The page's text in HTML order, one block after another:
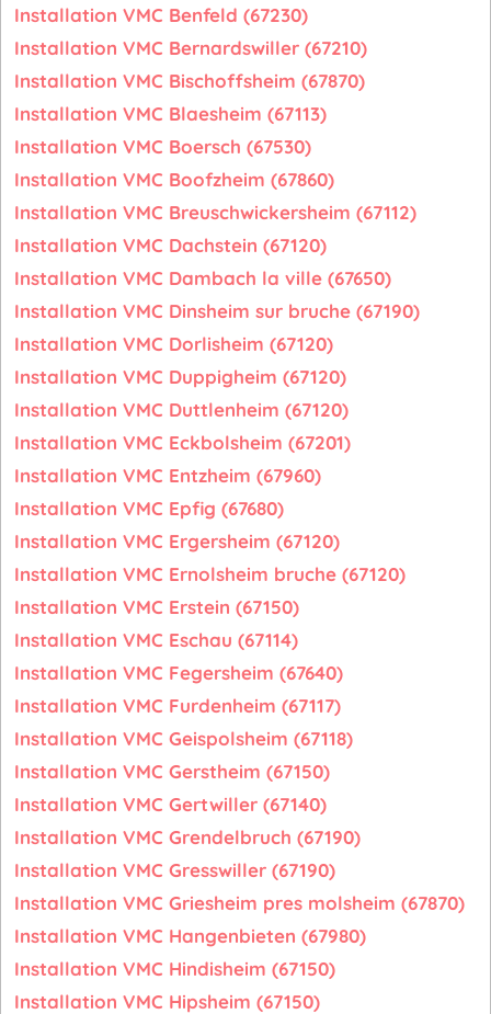
Installation VMC Benfeld (67230)
Installation VMC Bernardswiller (67210)
Installation VMC Bischoffsheim (67870)
Installation VMC Blaesheim (67113)
Installation VMC Boersch (67530)
Installation VMC Boofzheim (67860)
Installation VMC Breuschwickersheim (67112)
Installation VMC Dachstein (67120)
Installation VMC Dambach la ville (67650)
Installation VMC Dinsheim sur bruche (67190)
Installation VMC Dorlisheim (67120)
Installation VMC Duppigheim (67120)
Installation VMC Duttlenheim (67120)
Installation VMC Eckbolsheim (67201)
Installation VMC Entzheim (67960)
Installation VMC Epfig (67680)
Installation VMC Ergersheim (67120)
Installation VMC Ernolsheim bruche (67120)
Installation VMC Erstein (67150)
Installation VMC Eschau (67114)
Installation VMC Fegersheim (67640)
Installation VMC Furdenheim (67117)
Installation VMC Geispolsheim (67118)
Installation VMC Gerstheim (67150)
Installation VMC Gertwiller (67140)
Installation VMC Grendelbruch (67190)
Installation VMC Gresswiller (67190)
Installation VMC Griesheim pres molsheim (67870)
Installation VMC Hangenbieten (67980)
Installation VMC Hindisheim (67150)
Installation VMC Hipsheim (67150)